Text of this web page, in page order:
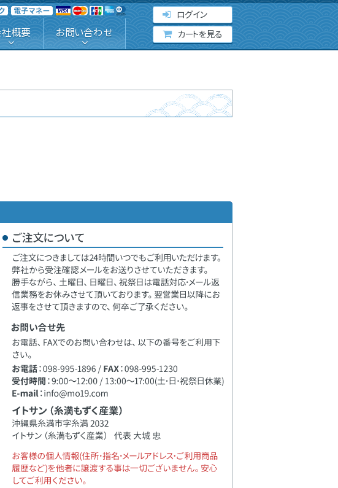
ログイン
カートを見る
概要 お問い合わせ